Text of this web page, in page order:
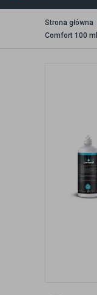
Strona główna
Comfort 100 ml